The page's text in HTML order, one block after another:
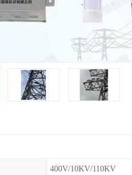
400V/10KV/110KV